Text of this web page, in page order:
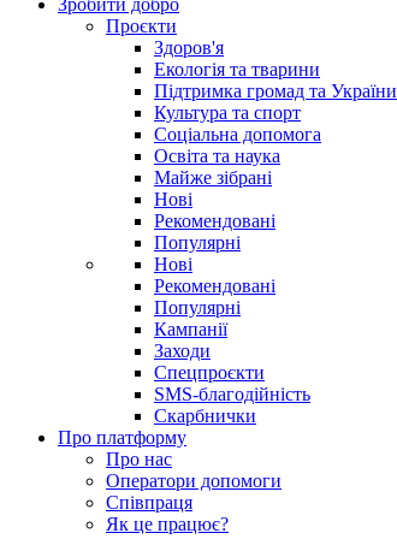
Зробити добро
Проєкти
Здоров'я
Екологія та тварини
Підтримка громад та України
Культура та спорт
Соціальна допомога
Освіта та наука
Майже зібрані
Нові
Рекомендовані
Популярні
Нові
Рекомендовані
Популярні
Кампанії
Заходи
Спецпроєкти
SMS-благодійність
Скарбнички
Про платформу
Про нас
Оператори допомоги
Співпраця
Як це працює?